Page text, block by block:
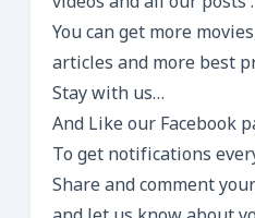
You can get more
articles and more best
Stay with us…
And Like our Facebook
To get notifications
Share and comment